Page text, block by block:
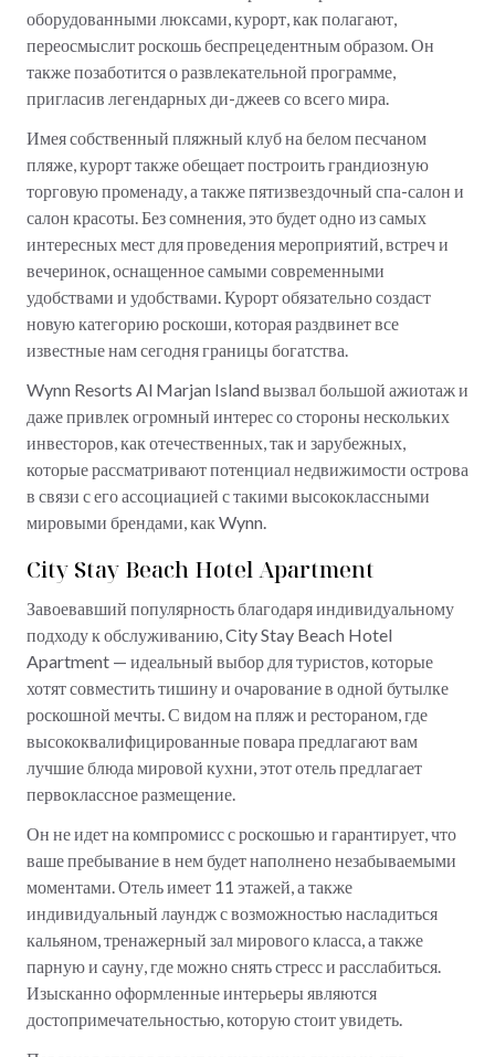
оборудованными люксами, курорт, как полагают,
переосмыслит роскошь беспрецедентным образом. Он
также позаботится о развлекательной программе,
пригласив легендарных ди-джеев со всего мира.
Имея собственный пляжный клуб на белом песчаном
пляже, курорт также обещает построить грандиозную
торговую променаду, а также пятизвездочный спа-салон и
салон красоты. Без сомнения, это будет одно из самых
интересных мест для проведения мероприятий, встреч и
вечеринок, оснащенное самыми современными
удобствами и удобствами. Курорт обязательно создаст
новую категорию роскоши, которая раздвинет все
известные нам сегодня границы богатства.
Wynn Resorts Al Marjan Island вызвал большой ажиотаж и
даже привлек огромный интерес со стороны нескольких
инвесторов, как отечественных, так и зарубежных,
которые рассматривают потенциал недвижимости острова
в связи с его ассоциацией с такими высококлассными
мировыми брендами, как Wynn.
City Stay Beach Hotel Apartment
Завоевавший популярность благодаря индивидуальному
подходу к обслуживанию, City Stay Beach Hotel
Apartment — идеальный выбор для туристов, которые
хотят совместить тишину и очарование в одной бутылке
роскошной мечты. С видом на пляж и рестораном, где
высококвалифицированные повара предлагают вам
лучшие блюда мировой кухни, этот отель предлагает
первоклассное размещение.
Он не идет на компромисс с роскошью и гарантирует, что
ваше пребывание в нем будет наполнено незабываемыми
моментами. Отель имеет 11 этажей, а также
индивидуальный лаундж с возможностью насладиться
кальяном, тренажерный зал мирового класса, а также
парную и сауну, где можно снять стресс и расслабиться.
Изысканно оформленные интерьеры являются
достопримечательностью, которую стоит увидеть.